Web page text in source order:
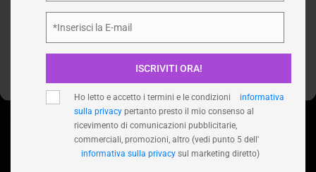
Accetta
Nega
Visualizza le preferenze
HOME/SCONTI CONSIGLIATI/RENT CARS:
COMPARAZIONE NOLEGGIO
*Inserisci la E-mail
ISCRIVITI ORA!
Ho letto e accetto i termini e le condizioni
informativa
sulla privacy pertanto presto il mio consenso al
ricevimento di comunicazioni pubblicitarie,
commerciali, promozioni, altro (vedi punto 5 dell'
informativa sulla privacy sul marketing diretto)